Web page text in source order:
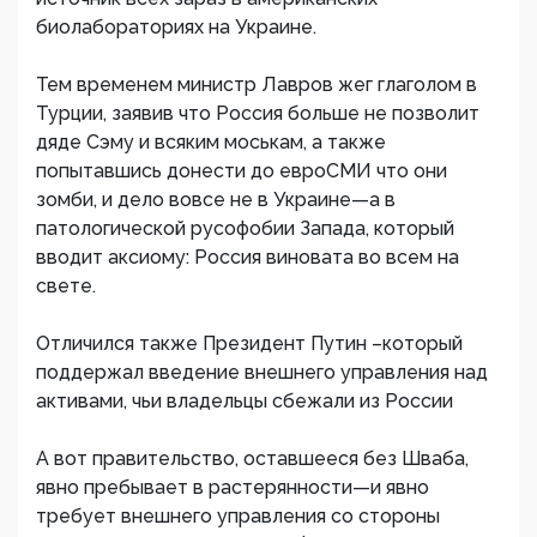
биолабораториях на Украине.
Тем временем министр Лавров жег глаголом в
Турции, заявив что Россия больше не позволит
дяде Сэму и всяким моськам, а также
попытавшись донести до евроСМИ что они
зомби, и дело вовсе не в Украине—а в
патологической русофобии Запада, который
вводит аксиому: Россия виновата во всем на
свете.
Отличился также Президент Путин –который
поддержал введение внешнего управления над
активами, чьи владельцы сбежали из России
А вот правительство, оставшееся без Шваба,
явно пребывает в растерянности—и явно
требует внешнего управления со стороны